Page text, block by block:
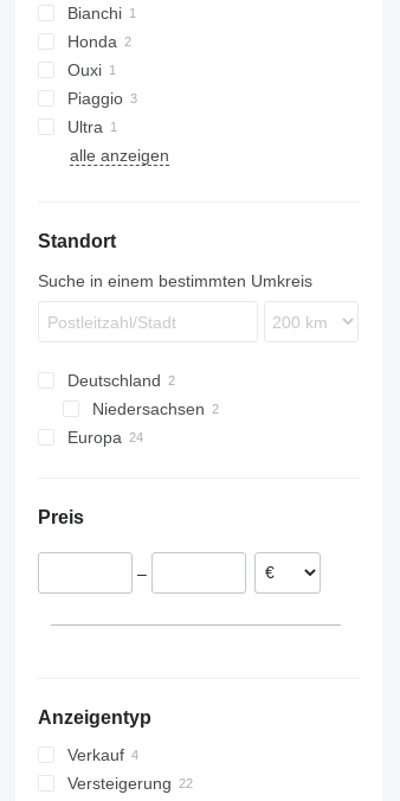
Bianchi
Honda
Ouxi
Piaggio
Ultra
alle anzeigen
Standort
Suche in einem bestimmten Umkreis
Deutschland
Niedersachsen
Bovenden
Europa
Preis
–
Anzeigentyp
Verkauf
Versteigerung